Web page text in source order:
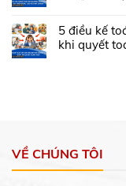
5 điều kế
khi quyết
VỀ CHÚNG TÔI